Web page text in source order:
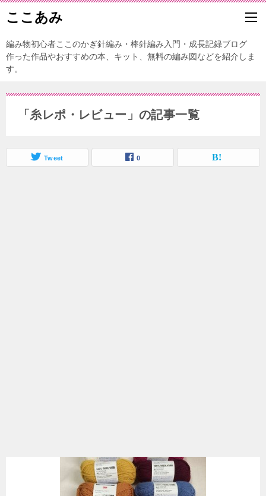
ここあみ
編み物初心者ここのかぎ針編み・棒針編み入門・成長記録ブログ
作った作品やおすすめの本、キット、無料の編み図などを紹介しま
す。
「糸レポ・レビュー」の記事一覧
Tweet 0